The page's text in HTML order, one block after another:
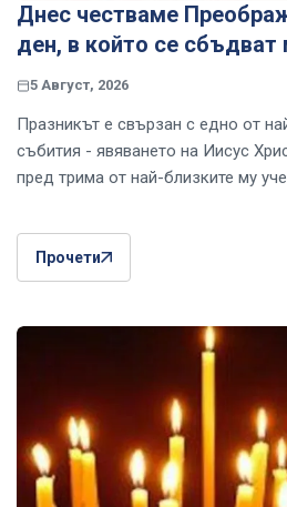
Днес честваме
ден, в който се сбъдват
5 Август, 2026
Празникът е свързан с едно от
събития - явяването на Иисус
пред трима от най-близките му
Прочети